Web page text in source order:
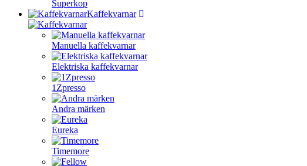
Superkop
Kaffekvarnar
Manuella kaffekvarnar
Elektriska kaffekvarnar
1Zpresso
Andra märken
Eureka
Timemore